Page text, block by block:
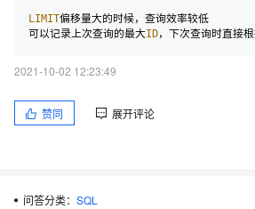
LIMIT偏移量大的时候，查询效率较低
可以记录上次查询的最大ID，下次查询时直接
2021-10-02 12:23:49
赞同 展开评论
问答分类： SQL